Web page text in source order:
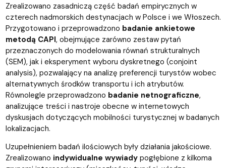
Zrealizowano zasadniczą część badań empirycznych w
czterech nadmorskich destynacjach w Polsce i we Włoszech.
Przygotowano i przeprowadzono badanie ankietowe
metodą CAPI, obejmujące zarówno zestaw pytań
przeznaczonych do modelowania równań strukturalnych
(SEM), jak i eksperyment wyboru dyskretnego (conjoint
analysis), pozwalający na analizę preferencji turystów wobec
alternatywnych środków transportu i ich atrybutów.
Równolegle przeprowadzono badanie netnograficzne,
analizujące treści i nastroje obecne w internetowych
dyskusjach dotyczących mobilności turystycznej w badanych
lokalizacjach.
Uzupełnieniem badań ilościowych były działania jakościowe.
Zrealizowano indywidualne wywiady pogłębione z kilkoma